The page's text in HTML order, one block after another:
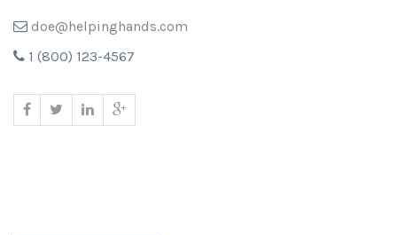
doe@helpinghands.com
1 (800) 123-4567